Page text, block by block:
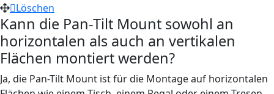
Löschen
Kann die Pan-Tilt Mount sowohl an
horizontalen als auch an vertikalen
Flächen montiert werden?
Ja, die Pan-Tilt Mount ist für die Montage auf horizontalen